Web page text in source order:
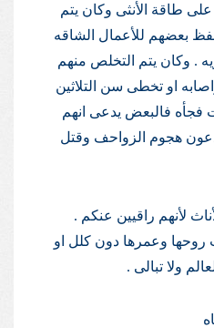
طاقة الأنثى وكان يتم
بعضهم للأعمال الشاقه
. وكان يتم التخلص منهم
او تخطى سن التلاثين
فجأه فالبعض يدعى انهم
هجوم الزواحف وقتل
لأنهم راقيين عنكم .
وعمرها دون كلل او
ولا تبالى .